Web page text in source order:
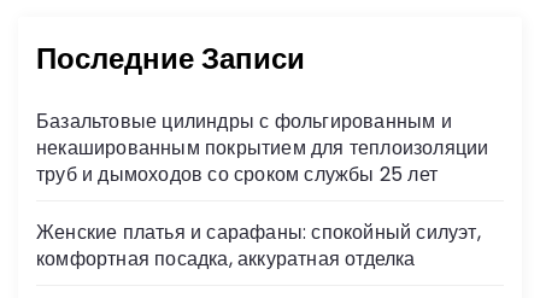
Последние Записи
Базальтовые цилиндры с фольгированным и
некашированным покрытием для теплоизоляции
труб и дымоходов со сроком службы 25 лет
Женские платья и сарафаны: спокойный силуэт,
комфортная посадка, аккуратная отделка